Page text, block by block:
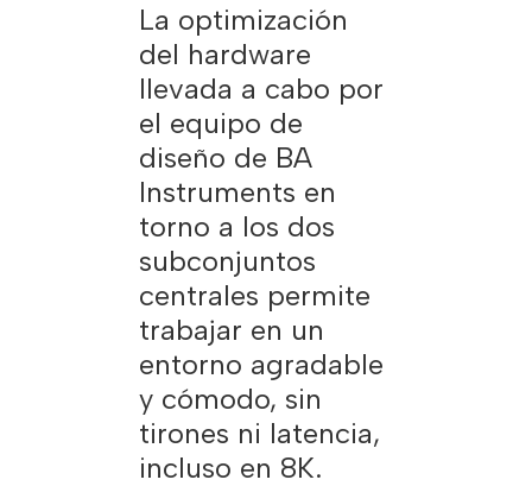
La optimización
del hardware
llevada a cabo por
el equipo de
diseño de BA
Instruments en
torno a los dos
subconjuntos
centrales permite
trabajar en un
entorno agradable
y cómodo, sin
tirones ni latencia,
incluso en 8K.